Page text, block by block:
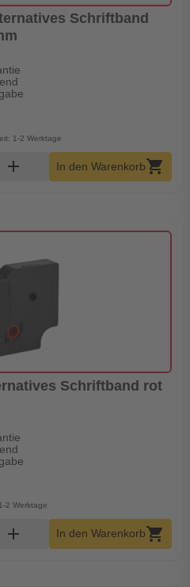
Schriftband
1-2 Werktage
Menge
add In den Warenkorbshopping_cart
Schriftband rot
2 Werktage
Menge
add In den Warenkorbshopping_cart